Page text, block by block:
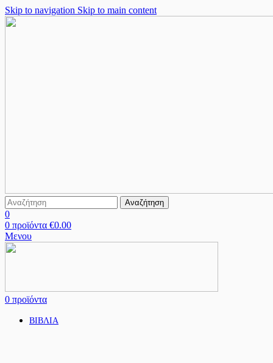
Skip to navigation Skip to main content
Αναζήτηση
0
0 προϊόντα €0.00
Μενου
0 προϊόντα
ΒΙΒΛΙΑ